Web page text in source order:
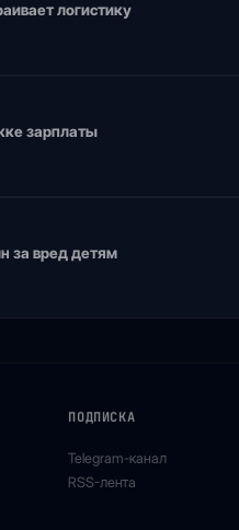
логистику
зарплаты
за вред детям
ПОДПИСКА
Telegram-канал
RSS-лента